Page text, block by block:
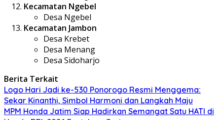
Kecamatan Ngebel
Desa Ngebel
Kecamatan Jambon
Desa Krebet
Desa Menang
Desa Sidoharjo
Berita Terkait
Logo Hari Jadi ke-530 Ponorogo Resmi Menggema:
Sekar Kinanthi, Simbol Harmoni dan Langkah Maju
MPM Honda Jatim Siap Hadirkan Semangat Satu HATI di